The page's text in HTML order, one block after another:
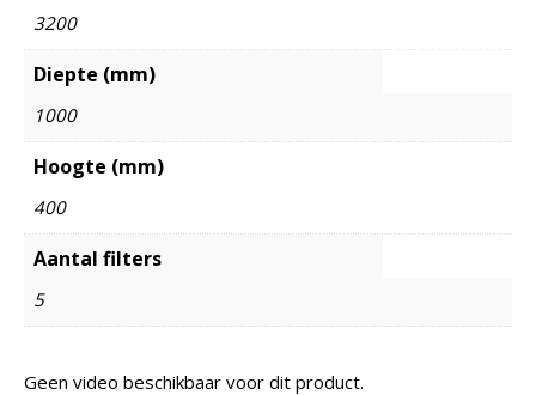
3200
Diepte (mm)
1000
Hoogte (mm)
400
Aantal filters
5
Geen video beschikbaar voor dit product.